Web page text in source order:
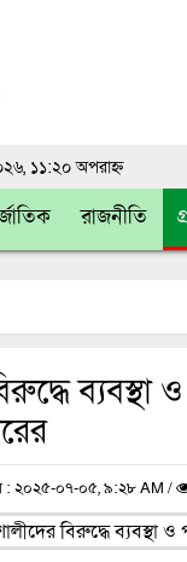
১১:২০ অপরাহ্ন
রাজনীতি
ব্যবস্থা
: ২০২৫-০৭-০৫, ৯:২৮ AM /